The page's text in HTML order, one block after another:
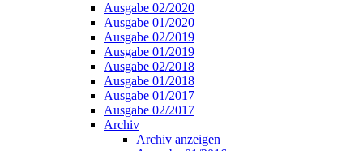
Ausgabe 02/2020
Ausgabe 01/2020
Ausgabe 02/2019
Ausgabe 01/2019
Ausgabe 02/2018
Ausgabe 01/2018
Ausgabe 01/2017
Ausgabe 02/2017
Archiv
Archiv anzeigen